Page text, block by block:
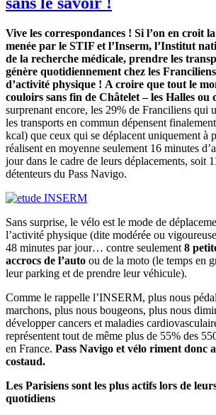
Vive les correspondances ! Si l’on en croit
menée par le STIF et l’Inserm, l’Institut
de la recherche médicale, prendre les
génère quotidiennement chez les
d’activité physique ! A croire que tout le
couloirs sans fin de Châtelet – les Halles
surprenant encore, les 29% de Franciliens qui
les transports en commun dépensent
kcal) que ceux qui se déplacent uniquement à
réalisent en moyenne seulement 16 minutes
jour dans le cadre de leurs déplacements, soit
détenteurs du Pass Navigo.
Sans surprise, le vélo est le mode de
l’activité physique (dite modérée ou
48 minutes par jour… contre seulement 8
accrocs de l’auto ou de la moto (le temps en
leur parking et de prendre leur véhicule).
Comme le rappelle l’INSERM, plus nous
marchons, plus nous bougeons, plus nous
développer cancers et maladies
représentent tout de même plus de 55% des
en France. Pass Navigo et vélo riment donc
costaud.
Les Parisiens sont les plus actifs lors de
quotidiens